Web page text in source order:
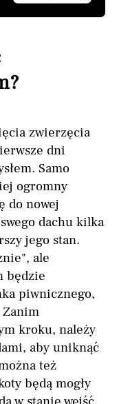
zwierzęcia
dni
Samo
ogromny
do nowej
dachu kilka
jego stan.
ale
będzie
piwnicznego,
Zanim
kroku, należy
aby uniknąć
też
będą mogły